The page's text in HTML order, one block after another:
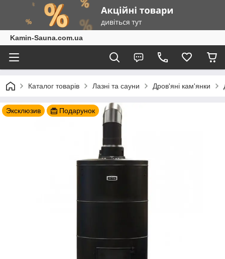
Kamin-Sauna.com.ua
Каталог товарів Лазні та сауни Дров'яні кам'янки
Эксклюзив Подарунок